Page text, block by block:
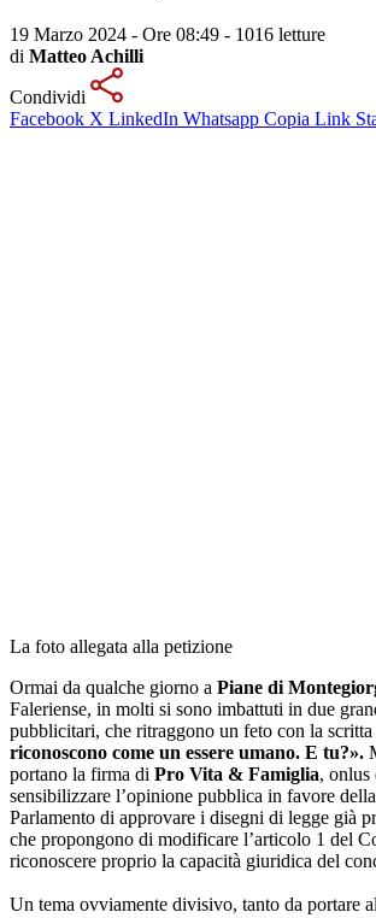
19 Marzo 2024 - Ore 08:49 - 1016 letture
di Matteo Achilli
Condividi
Facebook X LinkedIn Whatsapp Copia Link
La foto allegata alla petizione
Ormai da qualche giorno a Piane di
Faleriense, in molti si sono imbattuti in due
pubblicitari, che ritraggono un feto con la scritta
riconoscono come un essere umano. E tu?».
portano la firma di Pro Vita & Famiglia, onlus
sensibilizzare l’opinione pubblica in favore
Parlamento di approvare i disegni di legge già
che propongono di modificare l’articolo 1 del
riconoscere proprio la capacità giuridica del
Un tema ovviamente divisivo, tanto da portare